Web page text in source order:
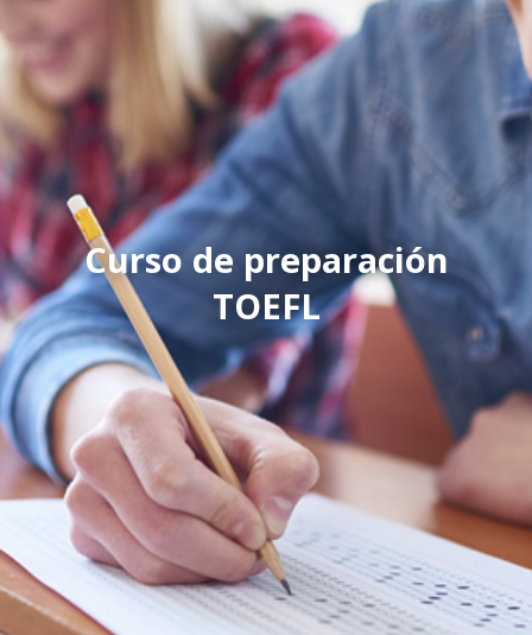
Curso de preparación
TOEFL